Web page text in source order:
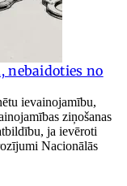
nebaidoties no
ievainojamību,
ziņošanas
ja ievēroti
Nacionālās